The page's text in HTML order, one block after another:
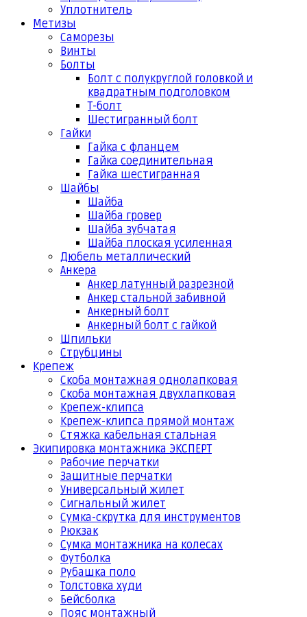
Уплотнитель
Метизы
Саморезы
Винты
Болты
Болт с полукруглой головкой и
квадратным подголовком
Т-болт
Шестигранный болт
Гайки
Гайка с фланцем
Гайка соединительная
Гайка шестигранная
Шайбы
Шайба
Шайба гровер
Шайба зубчатая
Шайба плоская усиленная
Дюбель металлический
Анкера
Анкер латунный разрезной
Анкер стальной забивной
Анкерный болт
Анкерный болт с гайкой
Шпильки
Струбцины
Крепеж
Скоба монтажная однолапковая
Скоба монтажная двухлапковая
Крепеж-клипса
Крепеж-клипса прямой монтаж
Стяжка кабельная стальная
Экипировка монтажника ЭКСПЕРТ
Рабочие перчатки
Защитные перчатки
Универсальный жилет
Сигнальный жилет
Сумка-скрутка для инструментов
Рюкзак
Сумка монтажника на колесах
Футболка
Рубашка поло
Толстовка худи
Бейсболка
Пояс монтажный